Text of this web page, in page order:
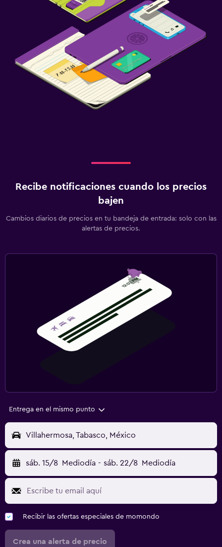
Recibe notificaciones cuando los precios
bajen
Cambios diarios de precios en tu bandeja de entrada: solo con las
alertas de precios.
Entrega en el mismo punto
Villahermosa, Tabasco, México
sáb. 15/8 Mediodía - sáb. 22/8 Mediodía
Recibir las ofertas especiales de momondo
Crea una alerta de precio